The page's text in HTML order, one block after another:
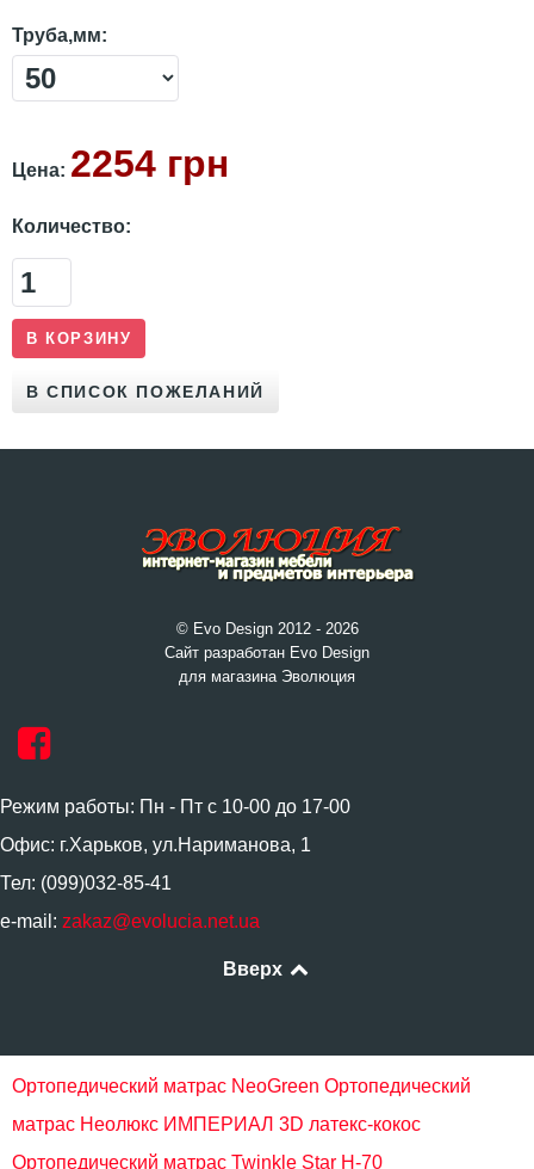
Труба,мм:
Цена: 2254 грн
Количество:
© Evo Design 2012 - 2026
Сайт разработан Evo Design
для магазина Эволюция
Режим работы: Пн - Пт с 10-00 до 17-00
Офис: г.Харьков, ул.Нариманова, 1
Тел: (099)032-85-41
e-mail: zakaz@evolucia.net.ua
Вверх
Ортопедический матрас NeoGreen Ортопедический
матрас Неолюкс ИМПЕРИАЛ 3D латекс-кокос
Ортопедический матрас Twinkle Star H-70